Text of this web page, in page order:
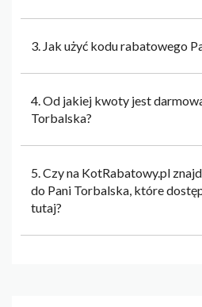
3. Jak użyć kodu rabatowego
4. Od jakiej kwoty jest
Torbalska?
5. Czy na KotRabatowy.pl
do Pani Torbalska, które
tutaj?